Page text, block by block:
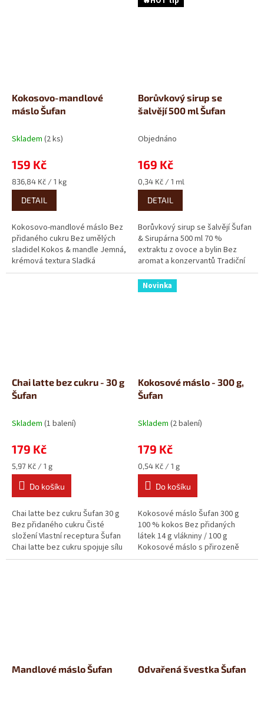
Kokosovo-mandlové
máslo Šufan
Skladem (2 ks)
159 Kč
Měrná
cena:
836,84 Kč / 1 kg
DETAIL
Kokosovo-mandlové máslo Bez
přidaného cukru Bez umělých
sladidel Kokos & mandle Jemná,
krémová textura Sladká
kokosová vůně a mandlová...
Borůvkový sirup se
šalvějí 500 ml Šufan
Objednáno
169 Kč
Měrná
cena:
0,34 Kč / 1 ml
DETAIL
Borůvkový sirup se šalvějí Šufan
& Sirupárna 500 ml 70 %
extraktu z ovoce a bylin Bez
aromat a konzervantů Tradiční
ruční výroba Borůvkový...
Chai latte bez cukru - 30 g
Šufan
Skladem (1 balení)
179 Kč
Měrná
cena:
5,97 Kč / 1 g
Do košíku
Chai latte bez cukru Šufan 30 g
Bez přidaného cukru Čisté
složení Vlastní receptura Šufan
Chai latte bez cukru spojuje sílu
indického černého...
Novinka
Kokosové máslo - 300 g,
Šufan
Skladem (2 balení)
179 Kč
Měrná
cena:
0,54 Kč / 1 g
Do košíku
Kokosové máslo Šufan 300 g
100 % kokos Bez přidaných
látek 14 g vlákniny / 100 g
Kokosové máslo s přirozeně
nasládlou chutí, které si
Mandlové máslo Šufan Odvařená švestka Šufan